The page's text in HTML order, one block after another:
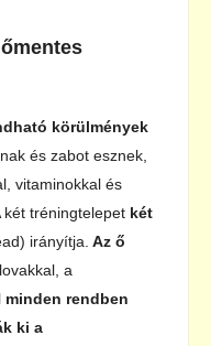
körülmények
és zabot esznek,
vitaminokkal és
két tréningtelepet két
irányítja. Az ő
a
minden rendben
ki a